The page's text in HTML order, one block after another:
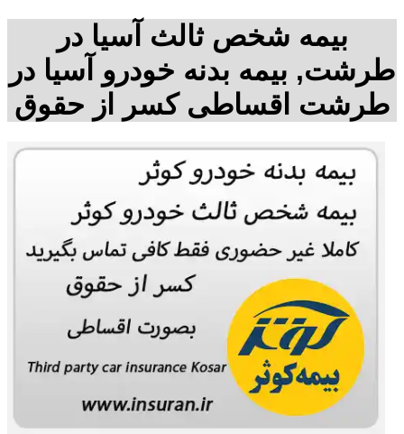
بیمه شخص ثالث آسیا در
طرشت, بیمه بدنه خودرو آسیا در
طرشت اقساطی کسر از حقوق